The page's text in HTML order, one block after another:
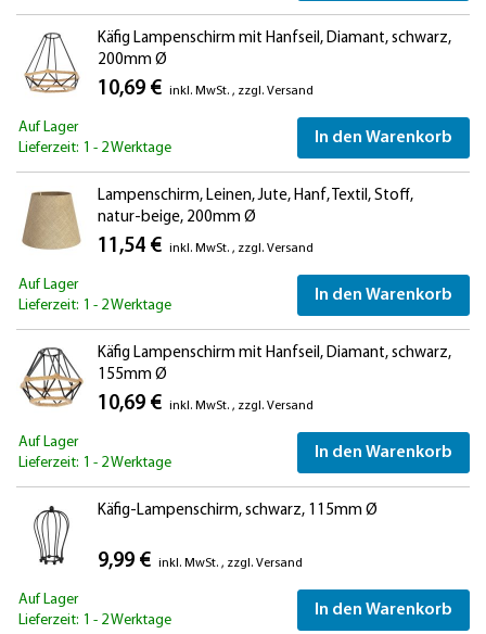
Käfig Lampenschirm mit Hanfseil, Diamant, schwarz,
200mm Ø
10,69 € inkl. MwSt. , zzgl. Versand
Auf Lager
Lieferzeit: 1 - 2 Werktage
In den Warenkorb
Lampenschirm, Leinen, Jute, Hanf, Textil, Stoff,
natur-beige, 200mm Ø
11,54 € inkl. MwSt. , zzgl. Versand
Auf Lager
Lieferzeit: 1 - 2 Werktage
In den Warenkorb
Käfig Lampenschirm mit Hanfseil, Diamant, schwarz,
155mm Ø
10,69 € inkl. MwSt. , zzgl. Versand
Auf Lager
Lieferzeit: 1 - 2 Werktage
In den Warenkorb
Käfig-Lampenschirm, schwarz, 115mm Ø
9,99 € inkl. MwSt. , zzgl. Versand
Auf Lager
Lieferzeit: 1 - 2 Werktage
In den Warenkorb